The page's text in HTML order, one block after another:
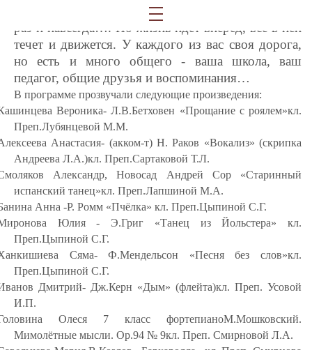
немного грустно расставаться со школой искусств
раз и навсегда…. Но жизнь идет вперед, все в ней
течет и движется. У каждого из вас своя дорога,
но есть и много общего - ваша школа, ваш
педагог, общие друзья и воспоминания…
В программе прозвучали следующие произведения:
Вероника- Л.В.Бетховен «Прощание с роялем»кл.
Преп.Лубянцевой М.М.
Анастасия- (акком-т) Н. Раков «Вокализ» (скрипка
Андреева Л.А.)кл. Преп.Сартаковой Т.Л.
Александр, Новосад Андрей Сор «Старинный
испанский танец»кл. Преп.Лапшиной М.А.
Анна -Р. Ромм «Пчёлка» кл. Преп.Цыпиной С.Г.
Юлия - Э.Григ «Танец из Йольстера» кл.
Преп.Цыпиной С.Г.
Сяма- Ф.Мендельсон «Песня без слов»кл.
Преп.Цыпиной С.Г.
Дмитрий- Дж.Керн «Дым» (флейта)кл. Преп. Усовой
И.П.
Олеся 7 класс фортепианоМ.Мошковский.
Мимолётные мысли. Ор.94 № 9кл. Преп. Смирновой Л.А.